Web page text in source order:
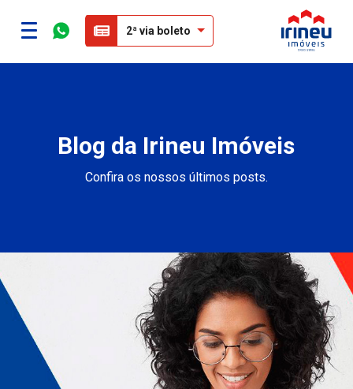
2ª via boleto
Blog da Irineu Imóveis
Confira os nossos últimos posts.